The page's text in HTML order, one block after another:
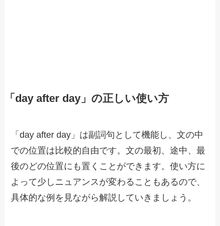
「day after day」の正しい使い方
「day after day」は副詞句として機能し、文の中
での位置は比較的自由です。文の最初、途中、最
後のどの位置にも置くことができます。使い方に
よって少しニュアンスが変わることもあるので、
具体的な例を見ながら解説していきましょう。